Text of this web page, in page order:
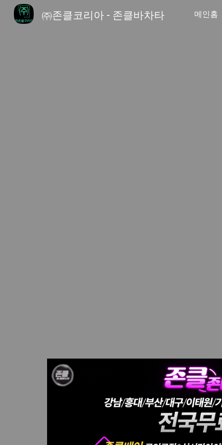
㈜존클코리아 - 존클바차타 메인홈